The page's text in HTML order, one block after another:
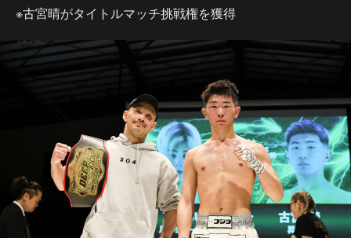
※古宮晴がタイトルマッチ挑戦権を獲得